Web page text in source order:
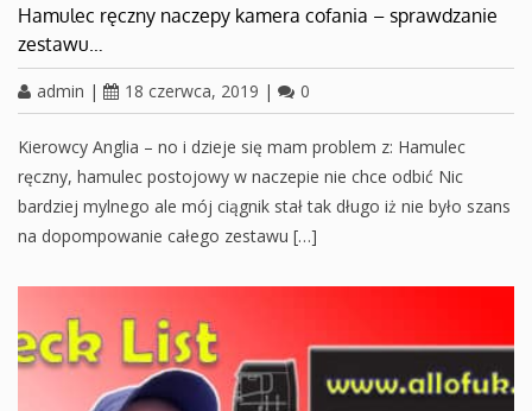
Hamulec ręczny naczepy kamera cofania – sprawdzanie
zestawu…
admin | 18 czerwca, 2019 | 0
Kierowcy Anglia – no i dzieje się mam problem z: Hamulec
ręczny, hamulec postojowy w naczepie nie chce odbić Nic
bardziej mylnego ale mój ciągnik stał tak długo iż nie było szans
na dopompowanie całego zestawu […]